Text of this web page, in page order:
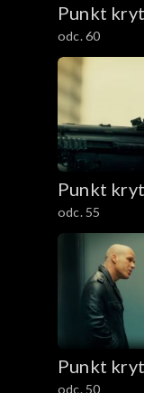
Punkt
odc. 60
Punkt
odc. 55
Punkt
odc. 50